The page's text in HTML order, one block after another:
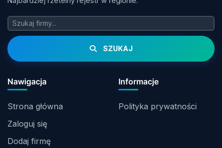
SZUKAJ
Nawigacja
Strona główna
Zaloguj się
Dodaj firmę
Informacje
Polityka prywatności